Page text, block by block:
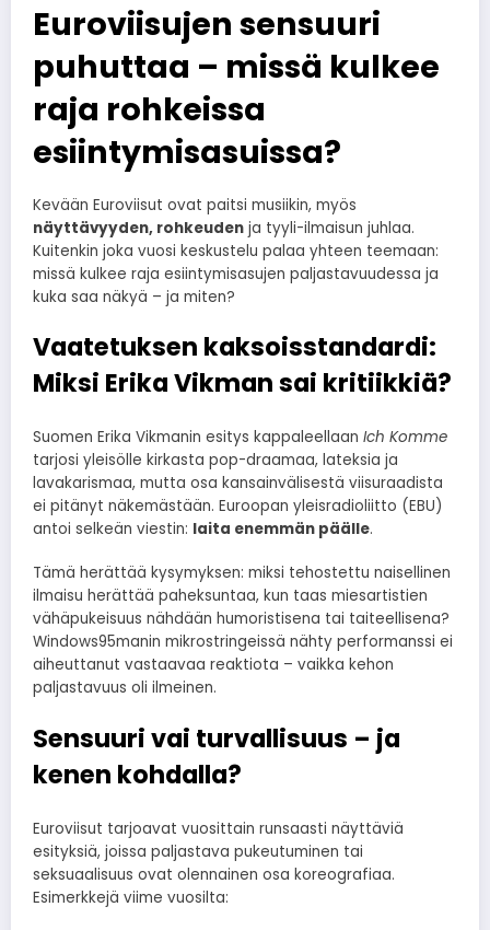
Euroviisujen sensuuri
puhuttaa – missä kulkee
raja rohkeissa
esiintymisasuissa?
Kevään Euroviisut ovat paitsi musiikin, myös
näyttävyyden, rohkeuden ja tyyli-ilmaisun juhlaa.
Kuitenkin joka vuosi keskustelu palaa yhteen teemaan:
missä kulkee raja esiintymisasujen paljastavuudessa ja
kuka saa näkyä – ja miten?
Vaatetuksen kaksoisstandardi:
Miksi Erika Vikman sai kritiikkiä?
Suomen Erika Vikmanin esitys kappaleellaan Ich Komme
tarjosi yleisölle kirkasta pop-draamaa, lateksia ja
lavakarismaa, mutta osa kansainvälisestä viisuraadista
ei pitänyt näkemästään. Euroopan yleisradioliitto (EBU)
antoi selkeän viestin: laita enemmän päälle.
Tämä herättää kysymyksen: miksi tehostettu naisellinen
ilmaisu herättää paheksuntaa, kun taas miesartistien
vähäpukeisuus nähdään humoristisena tai taiteellisena?
Windows95manin mikrostringeissä nähty performanssi ei
aiheuttanut vastaavaa reaktiota – vaikka kehon
paljastavuus oli ilmeinen.
Sensuuri vai turvallisuus – ja
kenen kohdalla?
Euroviisut tarjoavat vuosittain runsaasti näyttäviä
esityksiä, joissa paljastava pukeutuminen tai
seksuaalisuus ovat olennainen osa koreografiaa.
Esimerkkejä viime vuosilta: